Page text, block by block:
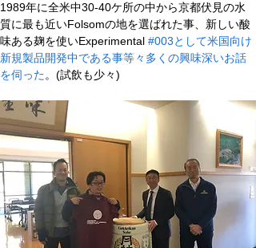
1989年に全米中30-40ケ所の中から京都伏見の水
質に最も近いFolsomの地を選ばれた事、新しい酸
味ある麹を使いExperimental #003として米国向け
新規製品開発中である事等々多くの興味深いお話
を伺った。(試飲も少々)